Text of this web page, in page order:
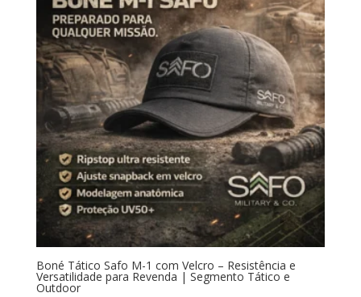
Boné Tático Safo M-1 com Velcro – Resistência e
Versatilidade para Revenda | Segmento Tático e
Outdoor